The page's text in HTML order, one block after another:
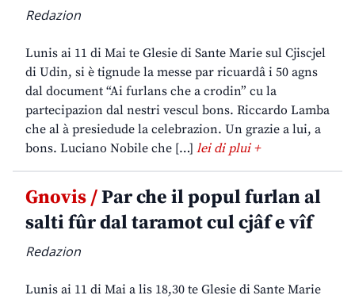
Redazion
Lunis ai 11 di Mai te Glesie di Sante Marie sul Cjiscjel
di Udin, si è tignude la messe par ricuardâ i 50 agns
dal document “Ai furlans che a crodin” cu la
partecipazion dal nestri vescul bons. Riccardo Lamba
che al à presiedude la celebrazion. Un grazie a lui, a
bons. Luciano Nobile che […] lei di plui +
Gnovis /Par che il popul furlan al
salti fûr dal taramot cul cjâf e vîf
Redazion
Lunis ai 11 di Mai a lis 18,30 te Glesie di Sante Marie